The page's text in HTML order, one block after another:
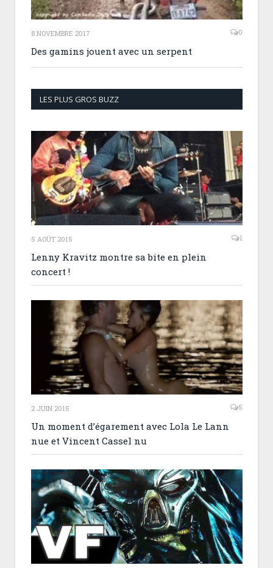
8 NOVEMBRE 2017 0
Des gamins jouent avec un serpent
LES PLUS GROS BUZZ
5 AOÛT 2015 1
Lenny Kravitz montre sa bite en plein
concert !
2 JUIN 2015 5
Un moment d’égarement avec Lola Le Lann
nue et Vincent Cassel nu